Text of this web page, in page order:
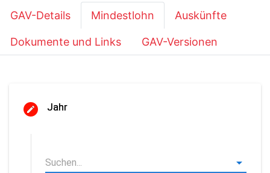
GAV-Details Mindestlohn Auskünfte
Dokumente und Links GAV-Versionen
Jahr